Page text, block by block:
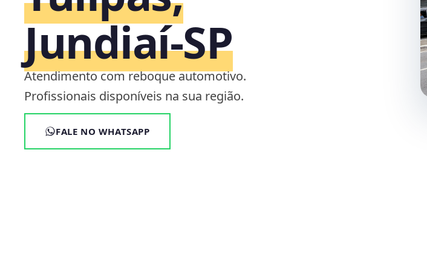
Jundiaí‑SP
Atendimento com reboque automotivo.
Profissionais disponíveis na sua região.
FALE NO WHATSAPP